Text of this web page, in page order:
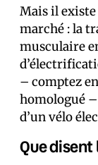
Mais il
marché : la
musculaire
– comptez
homologué –
d’un vélo
Que disent